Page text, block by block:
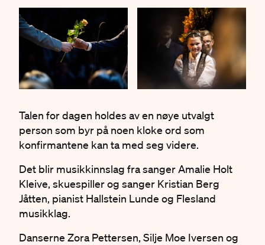
Talen for dagen holdes av en nøye utvalgt
person som byr på noen kloke ord som
konfirmantene kan ta med seg videre.
Det blir musikkinnslag fra sanger Amalie Holt
Kleive, skuespiller og sanger Kristian Berg
Jåtten, pianist Hallstein Lunde og Flesland
musikklag.
Danserne Zora Pettersen, Silje Moe Iversen og